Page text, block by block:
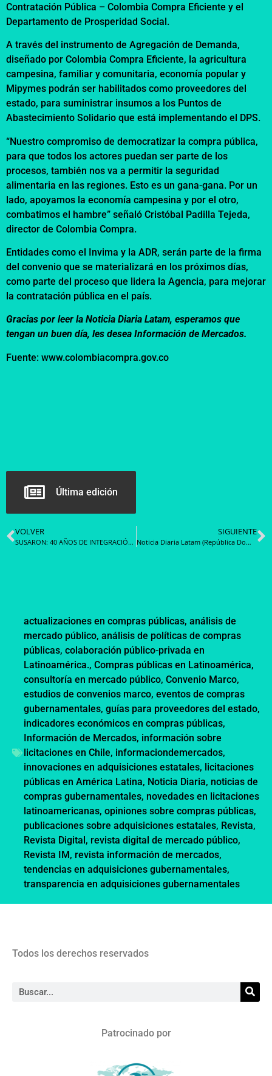
Contratación Pública – Colombia Compra Eficiente y el
Departamento de Prosperidad Social.
A través del instrumento de Agregación de Demanda,
diseñado por Colombia Compra Eficiente, la agricultura
campesina, familiar y comunitaria, economía popular y
Mipymes podrán ser habilitados como proveedores del
estado, para suministrar insumos a los Puntos de
Abastecimiento Solidario que está implementando el DPS.
“Nuestro compromiso de democratizar la compra pública,
para que todos los actores puedan ser parte de los
procesos, también nos va a permitir la seguridad
alimentaria en las regiones. Esto es un gana-gana. Por un
lado, apoyamos la economía campesina y por el otro,
combatimos el hambre” señaló Cristóbal Padilla Tejeda,
director de Colombia Compra.
Entidades como el Invima y la ADR, serán parte de la firma
del convenio que se materializará en los próximos días,
como parte del proceso que lidera la Agencia, para mejorar
la contratación pública en el país.
Gracias por leer la Noticia Diaria Latam, esperamos que
tengan un buen día, les desea Información de Mercados.
Fuente: www.colombiacompra.gov.co
Última edición
VOLVER
SUSARON: 40 AÑOS DE INTEGRACIÓN LOGÍSTICA Y CONTROL DE CALIDAD EN LA INDUSTRIA CÁRNICA
SIGUIENTE
Noticia Diaria Latam (República Dominicana): DGCP destaca integración de órganos constitucionales y autónomos al Sistema Electrónico de Contrataciones
actualizaciones en compras públicas, análisis de
mercado público, análisis de políticas de compras
públicas, colaboración público-privada en
Latinoamérica., Compras públicas en Latinoamérica,
consultoría en mercado público, Convenio Marco,
estudios de convenios marco, eventos de compras
gubernamentales, guías para proveedores del estado,
indicadores económicos en compras públicas,
Información de Mercados, información sobre
licitaciones en Chile, informaciondemercados,
innovaciones en adquisiciones estatales, licitaciones
públicas en América Latina, Noticia Diaria, noticias de
compras gubernamentales, novedades en licitaciones
latinoamericanas, opiniones sobre compras públicas,
publicaciones sobre adquisiciones estatales, Revista,
Revista Digital, revista digital de mercado público,
Revista IM, revista información de mercados,
tendencias en adquisiciones gubernamentales,
transparencia en adquisiciones gubernamentales
Todos los derechos reservados
Patrocinado por